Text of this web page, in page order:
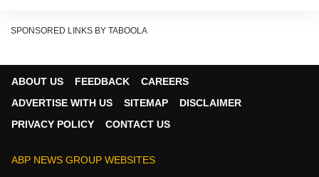
कम लागत में कौन से एग्रीकल्चर बिजनेस शुरू कर सकते हैं, जो
SPONSORED LINKS BY TABOOLA
ABOUT US FEEDBACK
CAREERS
ADVERTISE WITH US
SITEMAP
DISCLAIMER
PRIVACY POLICY
CONTACT US
ABP NEWS GROUP WEBSITES